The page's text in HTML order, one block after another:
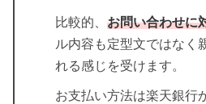
比較的、 お問い合わせに
ル内容も定型文ではなく
れる感じを受けます。
お支払い方法は楽天銀行